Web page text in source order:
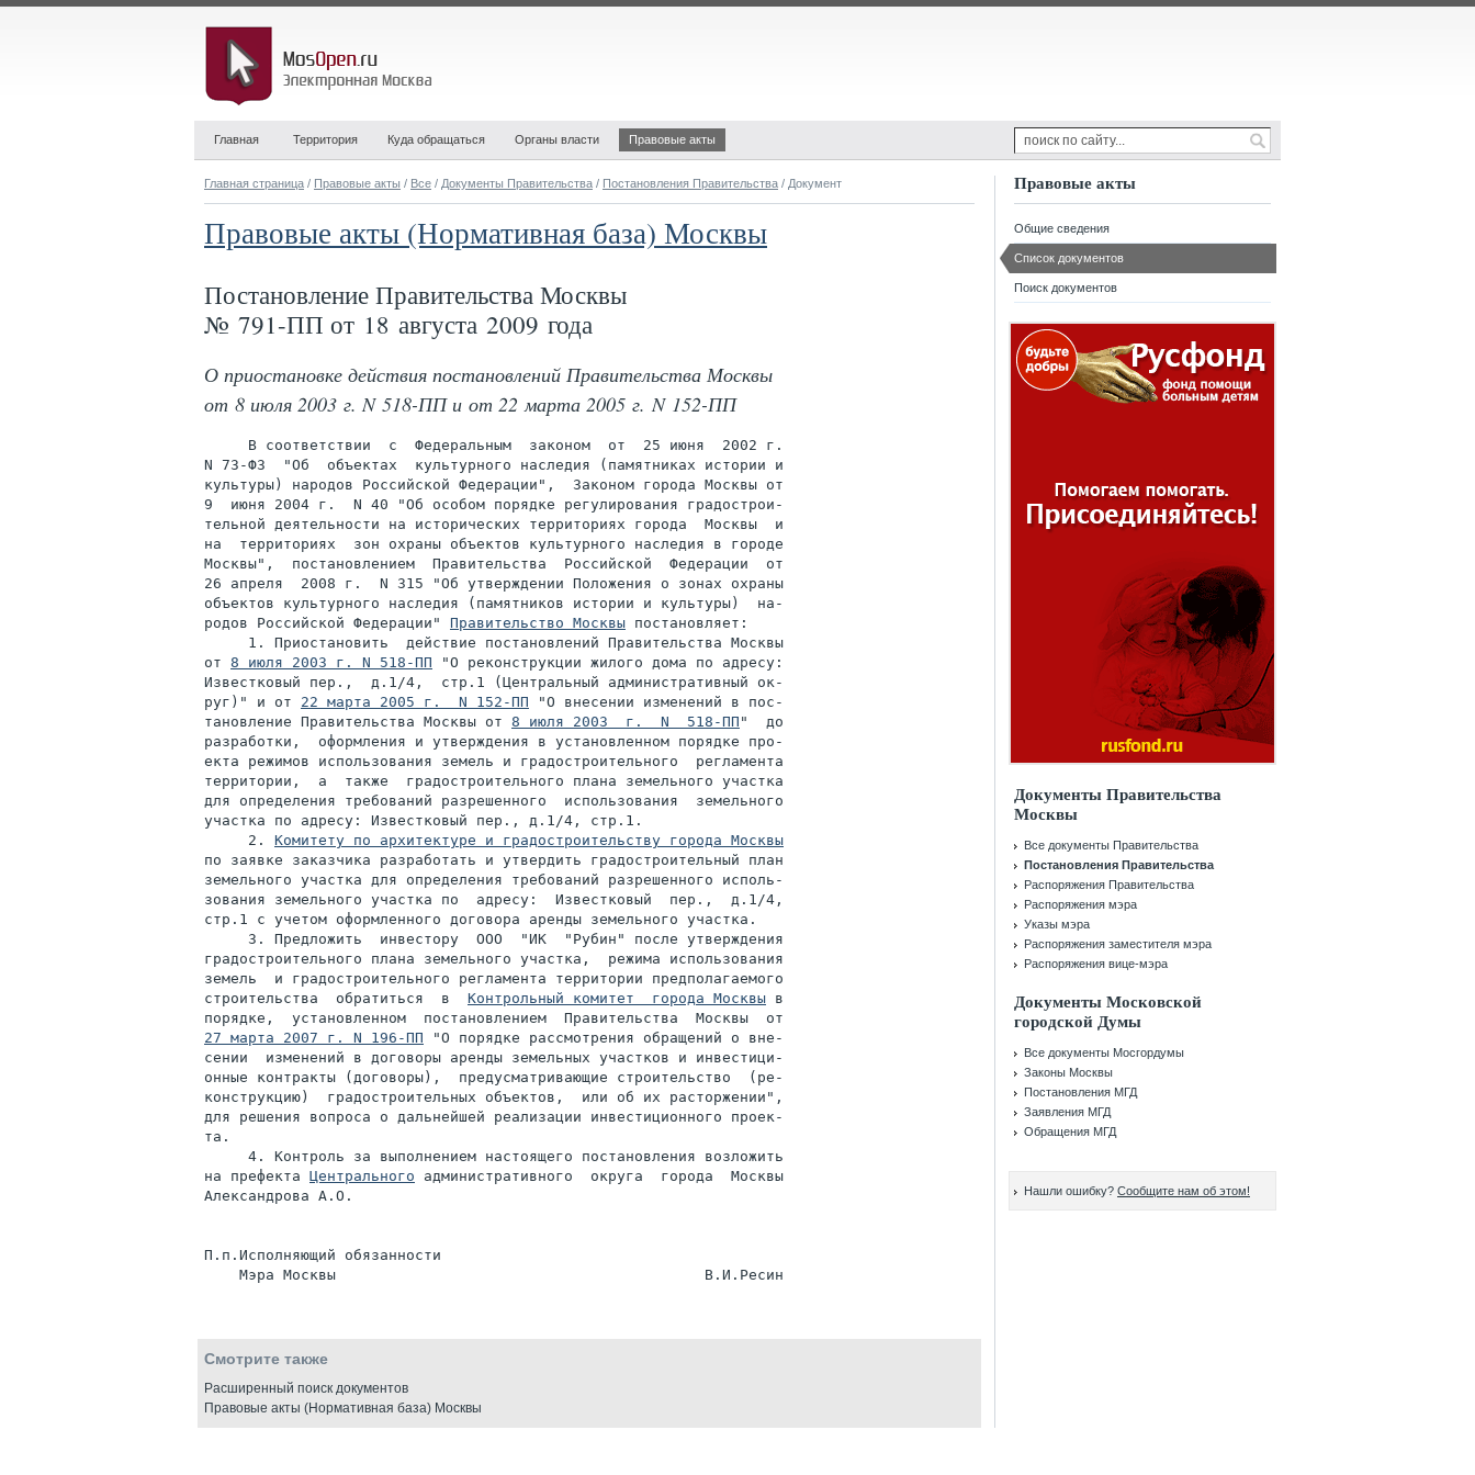
Главная Территория Куда обращаться Органы власти Правовые акты
Главная страница / Правовые акты / Все / Документы Правительства / Постановления Правительства / Документ
Правовые акты (Нормативная база) Москвы
Постановление Правительства Москвы
№ 791-ПП от 18 августа 2009 года
О приостановке действия постановлений Правительства Москвы
от 8 июля 2003 г. N 518-ПП и от 22 марта 2005 г. N 152-ПП
     В соответствии  с  Федеральным  законом  от  25 июня  2002 г.
N 73-ФЗ  "Об  объектах  культурного наследия (памятниках истории и
культуры) народов Российской Федерации",  Законом города Москвы от
9  июня 2004 г.  N 40 "Об особом порядке регулирования градострои-
тельной деятельности на исторических территориях города  Москвы  и
на  территориях  зон охраны объектов культурного наследия в городе
Москвы",  постановлением  Правительства  Российской  Федерации  от
26 апреля  2008 г.  N 315 "Об утверждении Положения о зонах охраны
объектов культурного наследия (памятников истории и культуры)  на-
родов Российской Федерации" Правительство Москвы постановляет:
     1. Приостановить  действие постановлений Правительства Москвы
от 8 июля 2003 г. N 518-ПП "О реконструкции жилого дома по адресу:
Известковый пер.,  д.1/4,  стр.1 (Центральный административный ок-
руг)" и от 22 марта 2005 г.  N 152-ПП "О внесении изменений в пос-
тановление Правительства Москвы от 8 июля 2003  г.  N  518-ПП "  до
разработки,  оформления и утверждения в установленном порядке про-
екта режимов использования земель и градостроительного  регламента
территории,  а  также  градостроительного плана земельного участка
для определения требований разрешенного  использования  земельного
участка по адресу: Известковый пер., д.1/4, стр.1.
     2.
Комитету по архитектуре и градостроительству города Москвы
по заявке заказчика разработать и утвердить градостроительный план
земельного участка для определения требований разрешенного исполь-
зования земельного участка по  адресу:  Известковый  пер.,  д.1/4,
стр.1 с учетом оформленного договора аренды земельного участка.
     3. Предложить  инвестору  ООО  "ИК  "Рубин" после утверждения
градостроительного плана земельного участка,  режима использования
земель  и градостроительного регламента территории предполагаемого
строительства  обратиться  в Контрольный комитет  города Москвы в
27 марта 2007 г. N 196-ПП "О порядке рассмотрения обращений о вне-
сении  изменений в договоры аренды земельных участков и инвестици-
онные контракты (договоры),  предусматривающие строительство  (ре-
конструкцию)  градостроительных объектов,  или об их расторжении",
для решения вопроса о дальнейшей реализации инвестиционного проек-
та.
     4. Контроль за выполнением настоящего постановления возложить
на префекта Центрального административного  округа  города  Москвы
Александрова А.О.
П.п.Исполняющий обязанности
Смотрите также
Расширенный поиск документов
Правовые акты (Нормативная база) Москвы
Правовые акты
Общие сведения
Список документов
Поиск документов
Документы Правительства
Москвы
Все документы Правительства
Постановления Правительства
Распоряжения Правительства
Распоряжения мэра
Указы мэра
Распоряжения заместителя мэра
Распоряжения вице-мэра
Документы Московской
городской Думы
Все документы Мосгордумы
Законы Москвы
Постановления МГД
Заявления МГД
Обращения МГД
Нашли ошибку? Сообщите нам об этом!